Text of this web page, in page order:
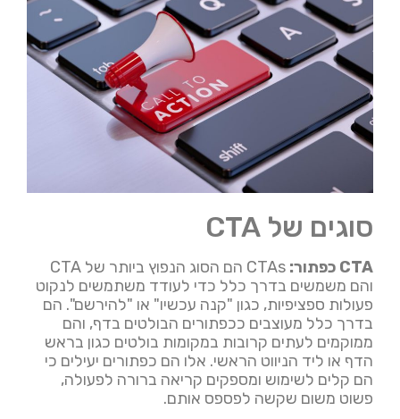
סוגים של CTA
CTA כפתור:
CTAs הם הסוג הנפוץ ביותר של CTA
והם משמשים בדרך כלל כדי לעודד משתמשים לנקוט
פעולות ספציפיות, כגון "קנה עכשיו" או "להירשם". הם
בדרך כלל מעוצבים ככפתורים הבולטים בדף, והם
ממוקמים לעתים קרובות במקומות בולטים כגון בראש
הדף או ליד הניווט הראשי. אלו הם כפתורים יעילים כי
הם קלים לשימוש ומספקים קריאה ברורה לפעולה,
פשוט משום שקשה לפספס אותם.